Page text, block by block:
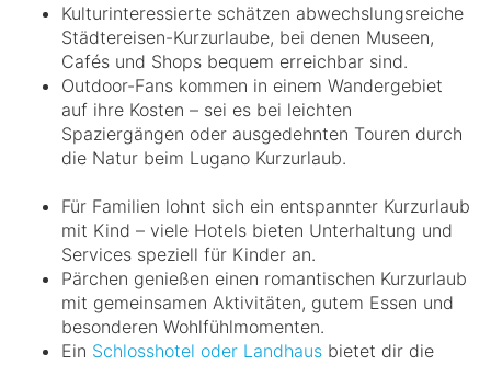
Kulturinteressierte schätzen abwechslungsreiche
Städtereisen-Kurzurlaube, bei denen Museen,
Cafés und Shops bequem erreichbar sind.
Outdoor-Fans kommen in einem Wandergebiet
auf ihre Kosten – sei es bei leichten
Spaziergängen oder ausgedehnten Touren durch
die Natur beim Lugano Kurzurlaub.
Für Familien lohnt sich ein entspannter Kurzurlaub
mit Kind – viele Hotels bieten Unterhaltung und
Services speziell für Kinder an.
Pärchen genießen einen romantischen Kurzurlaub
mit gemeinsamen Aktivitäten, gutem Essen und
besonderen Wohlfühlmomenten.
Ein Schlosshotel oder Landhaus bietet dir die